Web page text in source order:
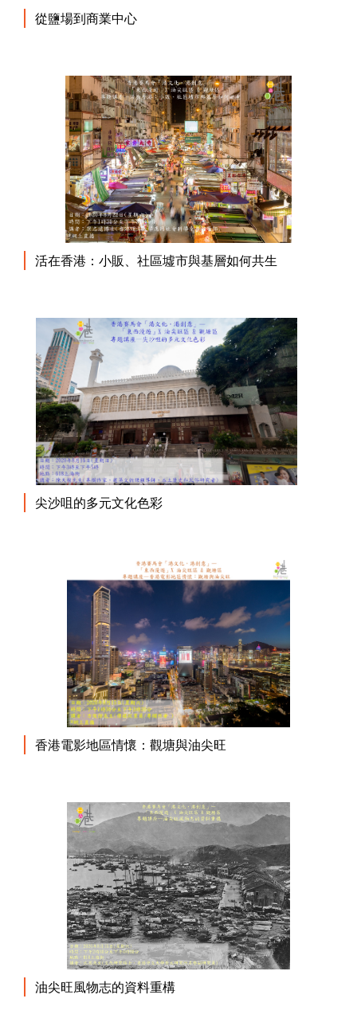
從鹽場到商業中心
活在香港：小販、社區墟市與基層如何共生
尖沙咀的多元文化色彩
香港電影地區情懷：觀塘與油尖旺
油尖旺風物志的資料重構